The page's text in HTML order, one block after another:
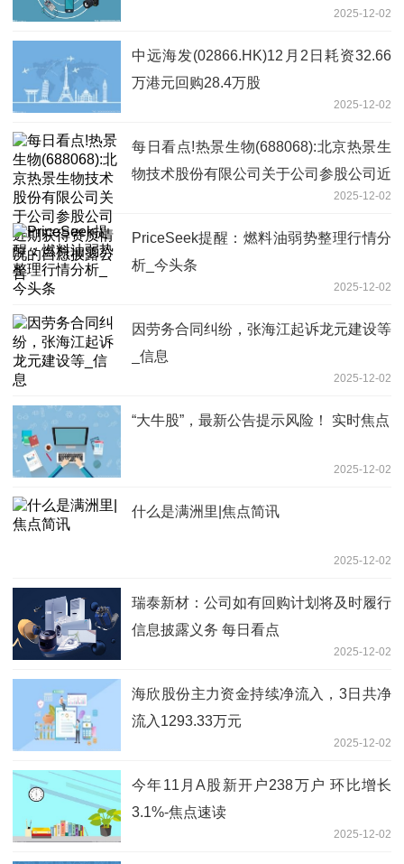
2025-12-02
中远海发(02866.HK)12月2日耗资32.66
万港元回购28.4万股
2025-12-02
每日看点!热景生物(688068):北京热景生
物技术股份有限公司关于公司参股公司近
2025-12-02
PriceSeek提醒：燃料油弱势整理行情分
析_今头条
2025-12-02
因劳务合同纠纷，张海江起诉龙元建设等
_信息
2025-12-02
“大牛股”，最新公告提示风险！ 实时焦点
2025-12-02
什么是满洲里|焦点简讯
2025-12-02
瑞泰新材：公司如有回购计划将及时履行
信息披露义务 每日看点
2025-12-02
海欣股份主力资金持续净流入，3日共净
流入1293.33万元
2025-12-02
今年11月A股新开户238万户 环比增长
3.1%-焦点速读
2025-12-02